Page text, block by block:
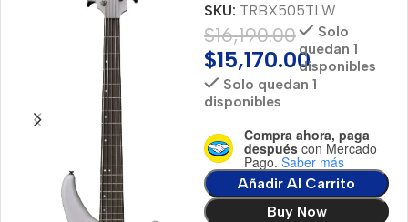
SKU: TRBX505TLW
$16,190.00
$15,170.00
Solo
quedan 1
disponibles
Solo quedan 1
disponibles
Compra ahora, paga
después con Mercado
Pago. Saber más
Añadir Al Carrito
Buy Now